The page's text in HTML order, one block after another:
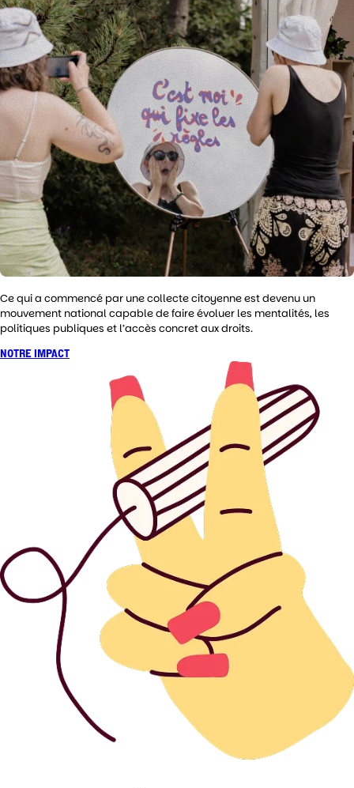
Ce qui a commencé par une collecte citoyenne est devenu un
mouvement national capable de faire évoluer les mentalités, les
politiques publiques et l’accès concret aux droits.
NOTRE IMPACT